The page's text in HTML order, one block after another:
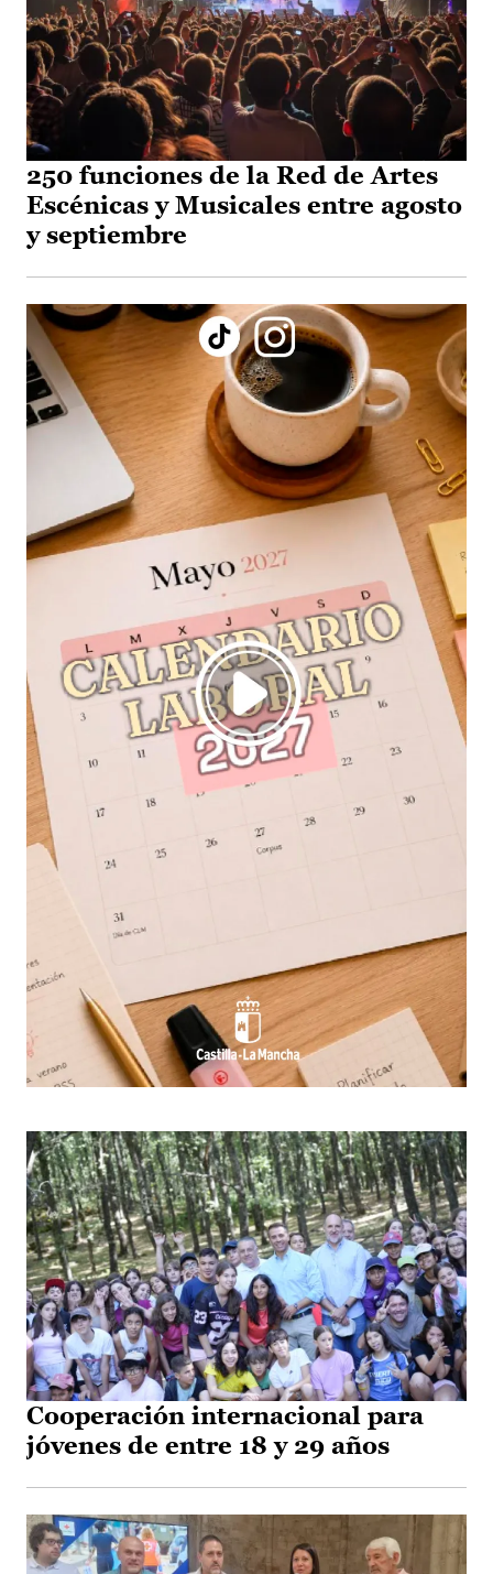
250 funciones de la Red de Artes
Escénicas y Musicales entre agosto
y septiembre
Cooperación internacional para
jóvenes de entre 18 y 29 años